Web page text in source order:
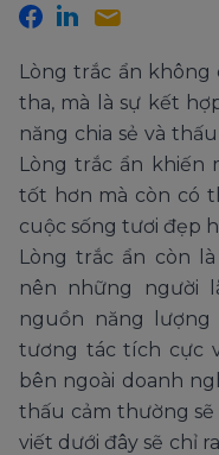
Lòng trắc ẩn không
tha, mà là sự kết
năng chia sẻ và
Lòng trắc ẩn khiến
tốt hơn mà còn có
cuộc sống tươi đẹp
Lòng trắc ẩn còn
nên những người
nguồn năng
tương tác tích cực
bên ngoài doanh
thấu cảm thường
viết dưới đây sẽ chỉ